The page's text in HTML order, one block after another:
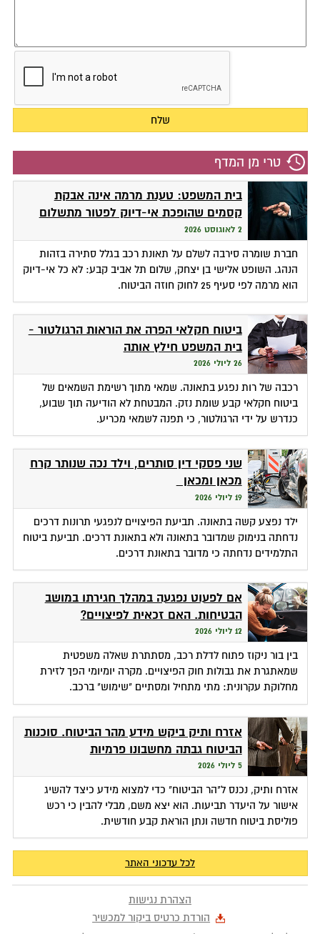
טרי מן המדף
בית המשפט: טענת מרמה אינה אבקת
קסמים שהופכת אי-דיוק לפטור מתשלום
2 לאוגוסט 2026
חברת שומרה סירבה לשלם על תאונת רכב בגלל סתירה בזהות
הנהג. השופט אלישי בן יצחק, שלום תל אביב קבע: לא כל אי-דיוק
הוא מרמה לפי סעיף 25 לחוק חוזה הביטוח.
ביטוח חקלאי הפרה את הוראות הרגולטור -
בית המשפט חילץ אותה
26 ליולי 2026
רכבה של רות נפגע בתאונה. שמאי מתוך רשימת השמאים של
ביטוח חקלאי קבע שומת נזק. המבטחת לא הודיעה תוך שבוע,
כנדרש על ידי הרגולטור, כי תפנה לשמאי מכריע.
שני פסקי דין סותרים, וילד נכה שנותר קרח
מכאן ומכאן
19 ליולי 2026
ילד נפצע קשה בתאונה. תביעת הפיצויים לנפגעי תרונות דרכים
נדחתה בנימוק שמדובר בתאונה ולא בתאונת דרכים. תביעת ביטוח
התלמידים נדחתה כי מדובר בתאונת דרכים.
אם לפעוט נפגעה במהלך חגירתו במושב
הבטיחות. האם זכאית לפיצויים?
12 ליולי 2026
בין בור ניקוז פתוח לדלת רכב, מסתתרת שאלה משפטית
שמאתגרת את גבולות חוק הפיצויים. מקרה יומיומי הפך לזירת
מחלוקת עקרונית: מתי מתחיל ומסתיים "שימוש" ברכב.
אזרח ותיק ביקש מידע מהר הביטוח. סוכנות
הביטוח גבתה מחשבונו פרמיות
5 ליולי 2026
אזרח ותיק, נכנס ל"הר הביטוח" כדי למצוא מידע כיצד להשיג
אישור על היעדר תביעות. הוא יצא משם, מבלי להבין כי רכש
פוליסת ביטוח חדשה ונתן הוראת קבע חודשית.
לכל עדכוני האתר
הצהרת נגישות
הורדת כרטיס ביקור למכשיר